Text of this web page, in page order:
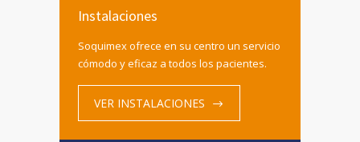
Instalaciones
Soquimex ofrece en su centro un servicio
cómodo y eficaz a todos los pacientes.
VER INSTALACIONES